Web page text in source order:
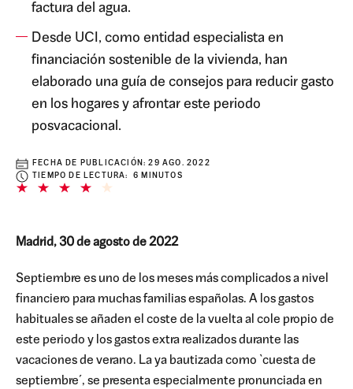
factura del agua.
Desde UCI, como entidad especialista en
financiación sostenible de la vivienda, han
elaborado una guía de consejos para reducir gasto
en los hogares y afrontar este periodo
posvacacional.
FECHA DE PUBLICACIÓN:29 AGO. 2022
TIEMPO DE LECTURA: 6 MINUTOS
Madrid, 30 de agosto de 2022
Septiembre es uno de los meses más complicados a nivel
financiero para muchas familias españolas. A los gastos
habituales se añaden el coste de la vuelta al cole propio de
este periodo y los gastos extra realizados durante las
vacaciones de verano. La ya bautizada como `cuesta de
septiembre´, se presenta especialmente pronunciada en